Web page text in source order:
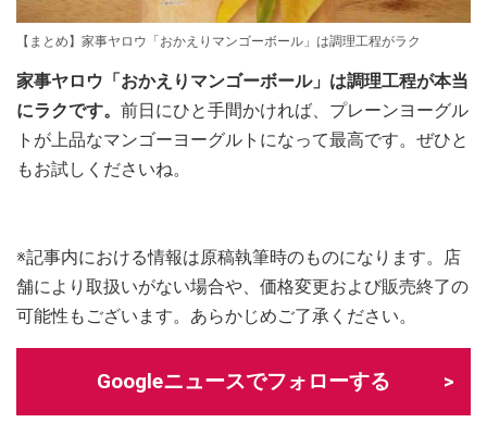
【まとめ】家事ヤロウ「おかえりマンゴーボール」は調理工程がラク
家事ヤロウ「おかえりマンゴーボール」は調理工程が本当
にラクです。 前日にひと手間かければ、プレーンヨーグル
トが上品なマンゴーヨーグルトになって最高です。ぜひと
もお試しくださいね。
※記事内における情報は原稿執筆時のものになります。店
舗により取扱いがない場合や、価格変更および販売終了の
可能性もございます。あらかじめご了承ください。
Googleニュースでフォローする